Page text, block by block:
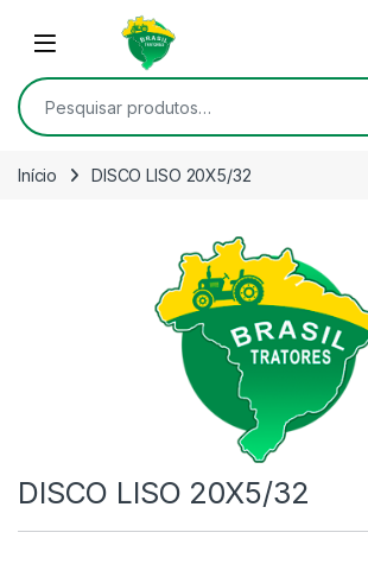
Skip to navigation
Open
Pesquisar por:
Início DISCO LISO 20X5/32
DISCO LISO 20X5/32